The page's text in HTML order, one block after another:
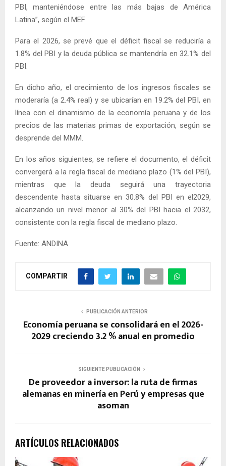
PBI, manteniéndose entre las más bajas de América
Latina”, según el MEF.
Para el 2026, se prevé que el déficit fiscal se reduciría a
1.8% del PBI y la deuda pública se mantendría en 32.1% del
PBI.
En dicho año, el crecimiento de los ingresos fiscales se
moderaría (a 2.4% real) y se ubicarían en 19.2% del PBI, en
línea con el dinamismo de la economía peruana y de los
precios de las materias primas de exportación, según se
desprende del MMM.
En los años siguientes, se refiere el documento, el déficit
convergerá a la regla fiscal de mediano plazo (1% del PBI),
mientras que la deuda seguirá una trayectoria
descendente hasta situarse en 30.8% del PBI en el2029,
alcanzando un nivel menor al 30% del PBI hacia el 2032,
consistente con la regla fiscal de mediano plazo.
Fuente: ANDINA
COMPARTIR
PUBLICACIÓN ANTERIOR
Economía peruana se consolidará en el 2026-
2029 creciendo 3.2 % anual en promedio
SIGUIENTE PUBLICACIÓN
De proveedor a inversor: la ruta de firmas
alemanas en minería en Perú y empresas que
asoman
ARTÍCULOS RELACIONADOS